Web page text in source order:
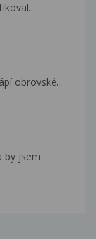
obrovské...
by jsem